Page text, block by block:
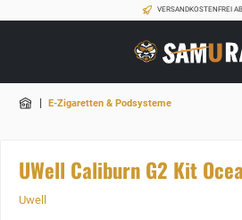
VERSANDKOSTENFREI
| E-Zigaretten & Podsysteme
UWell Caliburn G2 Kit
Uwell